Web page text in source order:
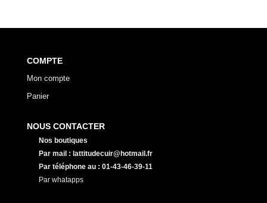
COMPTE
Mon compte
Panier
NOUS CONTACTER
Nos boutiques
Par mail : lattitudecuir@hotmail.fr
Par téléphone au : 01-43-46-39-11
Par whatapps